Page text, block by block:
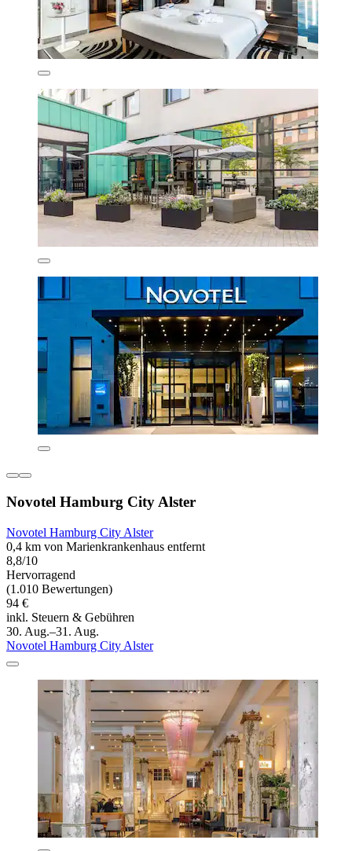
Novotel Hamburg City Alster
Novotel Hamburg City Alster
0,4 km von Marienkrankenhaus entfernt
8,8/10
Hervorragend
(1.010 Bewertungen)
94 €
inkl. Steuern & Gebühren
30. Aug.–31. Aug.
Novotel Hamburg City Alster